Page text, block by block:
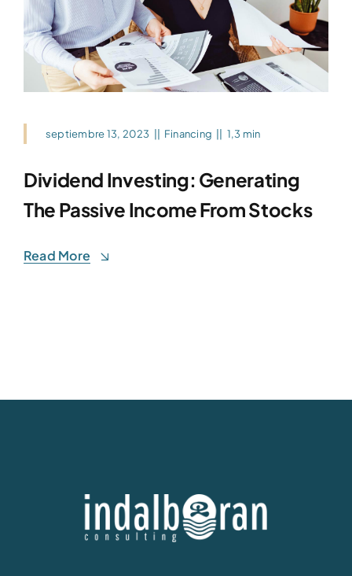
septiembre 13, 2023 Financing 1,3 min
Dividend Investing: Generating
The Passive Income From Stocks
Read More